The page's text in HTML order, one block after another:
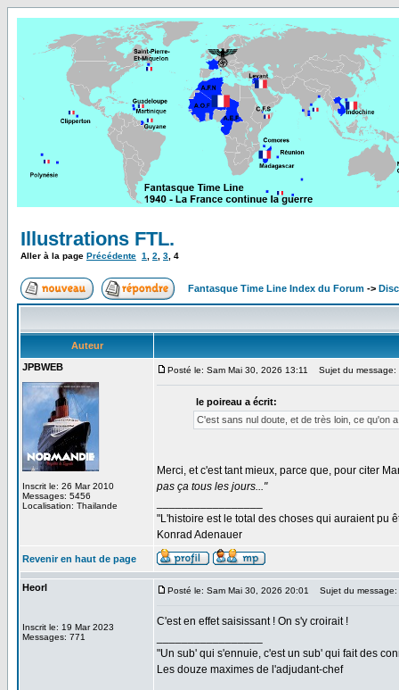
Illustrations FTL.
Aller à la page Précédente 1 2 3 4
Fantasque Time Line Index du Forum ->
Auteur
JPBWEB
Inscrit le: 26 Mar 2010
Messages: 5456
Localisation: Thailande
Posté le: Sam Mai 30, 2026 13:11 Sujet du message:
le poireau a écrit:
C'est sans nul doute, et de très loin, ce qu'on
Merci, et c'est tant mieux, parce que, pour citer
pas ça tous les jours..."
"L'histoire est le total des choses qui auraient pu
Konrad Adenauer
Revenir en haut de page
Heorl
Inscrit le: 19 Mar 2023
Messages: 771
Posté le: Sam Mai 30, 2026 20:01 Sujet du message:
C'est en effet saisissant ! On s'y croirait !
"Un sub' qui s'ennuie, c'est un sub' qui fait des
Les douze maximes de l'adjudant-chef